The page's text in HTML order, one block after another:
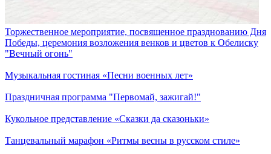
Торжественное мероприятие, посвященное празднованию Дня
Победы, церемония возложения венков и цветов к Обелиску
"Вечный огонь"
Музыкальная гостиная «Песни военных лет»
Праздничная программа "Первомай, зажигай!"
Кукольное представление «Сказки да сказоньки»
Танцевальный марафон «Ритмы весны в русском стиле»